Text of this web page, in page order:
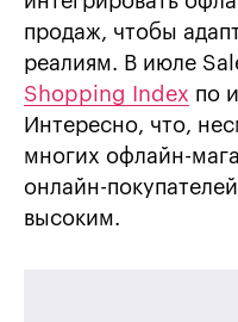
продаж, чтобы
реалиям. В июле
Shopping Index по
Интересно, что,
многих офлайн-
онлайн-
высоким.